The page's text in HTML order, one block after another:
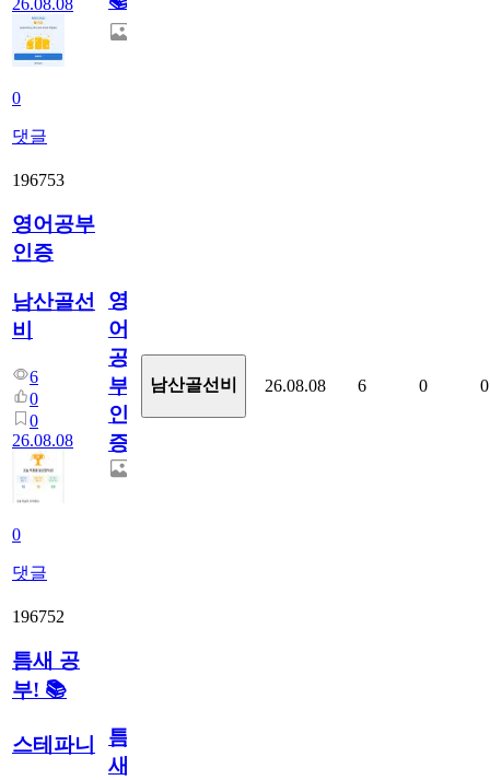
0
댓글
196753
영어공부
인증
남산골선
비
6
0
0
26.08.08
0
댓글
영
어
공
부
인
증
남산골선비 26.08.08 6 0 0
196752
틈새 공
부! 📚
스테파니
틈
새